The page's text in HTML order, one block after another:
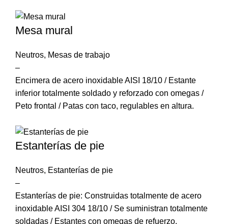
Mesa mural
Neutros, Mesas de trabajo
–
Encimera de acero inoxidable AISI 18/10 / Estante
inferior totalmente soldado y reforzado con omegas /
Peto frontal / Patas con taco, regulables en altura.
Estanterías de pie
Neutros, Estanterías de pie
–
Estanterías de pie: Construidas totalmente de acero
inoxidable AISI 304 18/10 / Se suministran totalmente
soldadas / Estantes con omegas de refuerzo.